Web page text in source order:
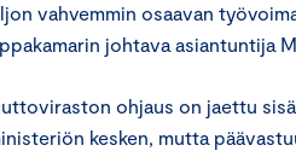
vahvemmin osaavan
johtava asiantuntija
ohjaus on jaettu
kesken, mutta